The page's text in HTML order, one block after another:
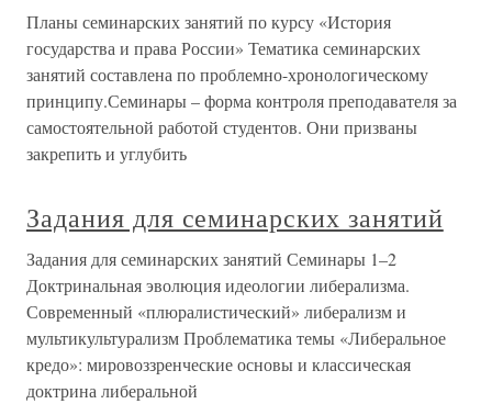
Планы семинарских занятий по курсу «История
государства и права России» Тематика семинарских
занятий составлена по проблемно-хронологическому
принципу.Семинары – форма контроля преподавателя за
самостоятельной работой студентов. Они призваны
закрепить и углубить
Задания для семинарских занятий
Задания для семинарских занятий Семинары 1–2
Доктринальная эволюция идеологии либерализма.
Современный «плюралистический» либерализм и
мультикультурализм Проблематика темы «Либеральное
кредо»: мировоззренческие основы и классическая
доктрина либеральной